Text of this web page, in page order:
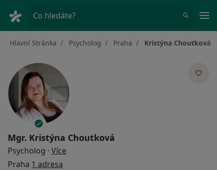
Co hledáte?
Hlavní Stránka Psycholog Praha Kristýna Choutková
Mgr. Kristýna Choutková
Psycholog · Více
Praha 1 adresa